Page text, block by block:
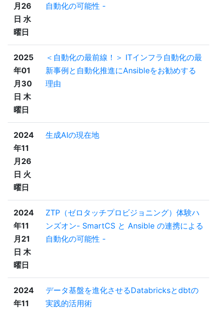
月26
日 水
曜日
自動化の可能性 -
2025
年01
月30
日 木
曜日
＜自動化の最前線！＞ ITインフラ自動化の最
新事例と自動化推進にAnsibleをお勧めする
理由
2024
年11
月26
日 火
曜日
生成AIの現在地
2024
年11
月21
日 木
曜日
ZTP（ゼロタッチプロビジョニング）体験ハ
ンズオン- SmartCS と Ansible の連携による
自動化の可能性 -
2024
年11
データ基盤を進化させるDatabricksとdbtの
実践的活用術